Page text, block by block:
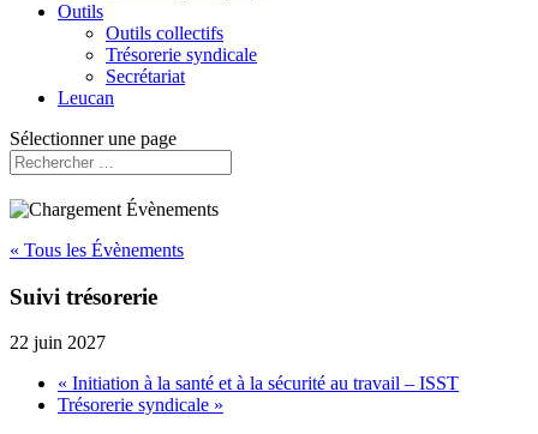
Outils
Outils collectifs
Trésorerie syndicale
Secrétariat
Leucan
Sélectionner une page
« Tous les Évènements
Suivi trésorerie
22 juin 2027
« Initiation à la santé et à la sécurité au travail – ISST
Trésorerie syndicale »